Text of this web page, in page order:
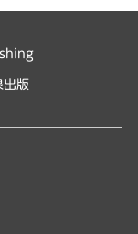
出版